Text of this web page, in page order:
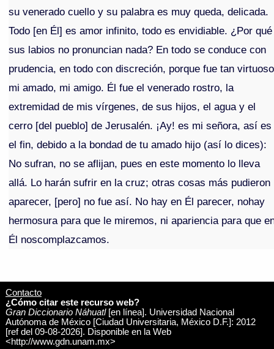
su venerado cuello y su palabra es muy queda, delicada.
Todo [en Él] es amor infinito, todo es envidiable. ¿Por qué
sus labios no pronuncian nada? En todo se conduce con
prudencia, en todo con discreción, porque fue tan
mi amado, mi amigo. Él fue el venerado rostro, la
extremidad de mis vírgenes, de sus hijos, el agua y el
cerro [del pueblo] de Jerusalén. ¡Ay! es mi señora, así es
el fin, debido a la bondad de tu amado hijo (así lo dices):
No sufran, no se aflijan, pues en este momento lo lleva
allá. Lo harán sufrir en la cruz; otras cosas más pudieron
aparecer, [pero] no fue así. No hay en Él parecer, nohay
hermosura para que le miremos, ni apariencia para que
Él noscomplazcamos.
Contacto
¿Cómo citar este recurso web?
Gran Diccionario Náhuatl[en línea]. Universidad Nacional
Autónoma de México [Ciudad Universitaria, México D.F.]: 2012
[ref del 09-08-2026]. Disponible en la Web
<http://www.gdn.unam.mx>